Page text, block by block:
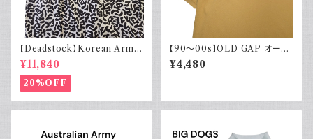
【Deadstock】Korean Army
韓国軍 バクテリアカモジャケッ
ト
¥11,840
20%OFF
【90～00s】OLD GAP オール
ドギャップ ポロシャツ 無地 古着
マスタードイエロー 夏 大きめ
¥4,480